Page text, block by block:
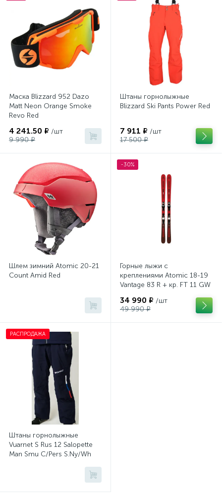
Маска Blizzard 952 Dazo
Matt Neon Orange Smoke
Revo Red
4 241.50 ₽ /шт
9 990 ₽
Штаны горнолыжные
Blizzard Ski Pants Power Red
7 911 ₽ /шт
17 500 ₽
Шлем зимний Atomic 20-21
Count Amid Red
-30%
Горные лыжи с
креплениями Atomic 18-19
Vantage 83 R + кр. FT 11 GW
34 990 ₽ /шт
49 990 ₽
РАСПРОДАЖА
Штаны горнолыжные
Vuarnet S Rus 12 Salopette
Man Smu C/Pers S.Ny/Wh